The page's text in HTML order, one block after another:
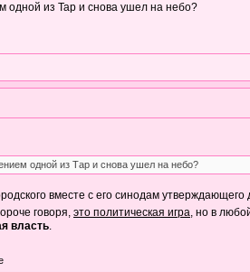
одной из Тар и снова ушел на небо?
одной из Тар и снова ушел на небо?
вместе с его синодам
говоря, это политическая игра, но в
власть.